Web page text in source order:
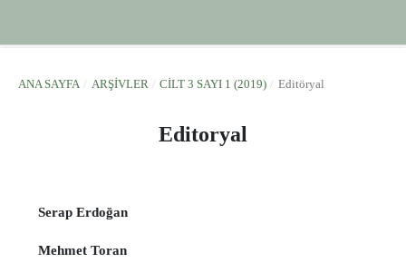
ANA SAYFA / ARŞIVLER / CILT 3 SAYI 1 (2019) / Editöryal
Editoryal
Serap Erdoğan
Mehmet Toran